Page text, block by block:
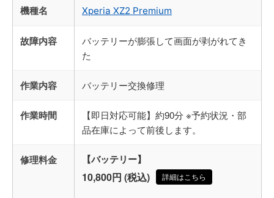
機種名 Xperia XZ2 Premium
故障内容
バッテリーが膨張して画面が剥がれてき
た
作業内容 バッテリー交換修理
作業時間
【即日対応可能】約90分 ※予約状況・部
品在庫によって前後します。
修理料金 【バッテリー】
10,800円 (税込) 詳細はこちら